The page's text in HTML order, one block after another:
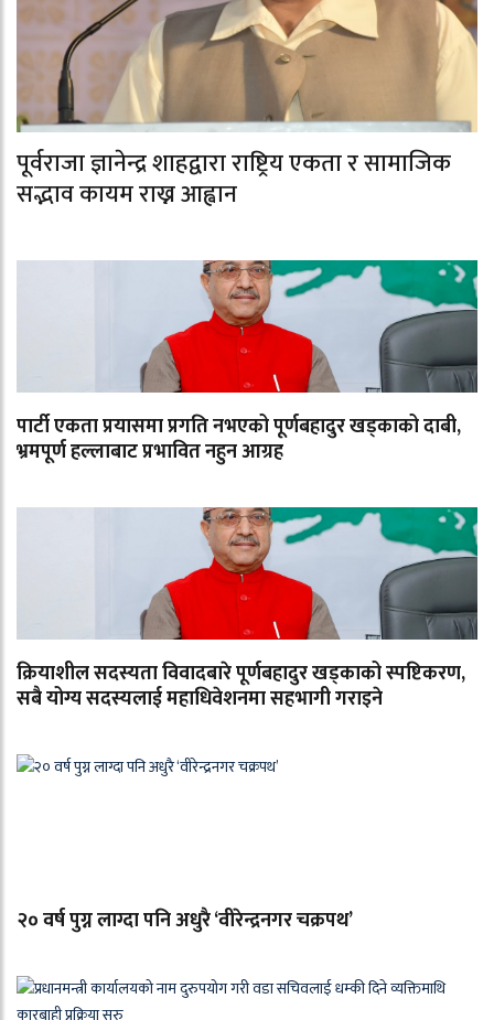
पूर्वराजा ज्ञानेन्द्र शाहद्वारा राष्ट्रिय एकता र सामाजिक
सद्भाव कायम राख्न आह्वान
पार्टी एकता प्रयासमा प्रगति नभएको पूर्णबहादुर खड्काको दाबी,
भ्रमपूर्ण हल्लाबाट प्रभावित नहुन आग्रह
क्रियाशील सदस्यता विवादबारे पूर्णबहादुर खड्काको स्पष्टिकरण,
सबै योग्य सदस्यलाई महाधिवेशनमा सहभागी गराइने
२० वर्ष पुग्न लाग्दा पनि अधुरै ‘वीरेन्द्रनगर चक्रपथ’